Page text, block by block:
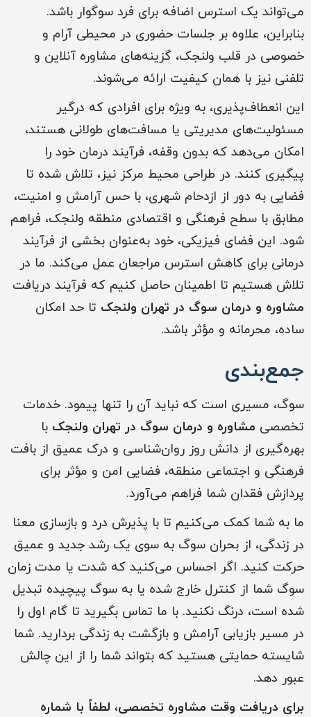
می‌تواند یک استرس اضافه برای فرد سوگوار باشد.
بنابراین، علاوه بر جلسات حضوری در محیطی آرام و
خصوصی در قلب ولنجک، گزینه‌های مشاوره آنلاین و
تلفنی نیز با همان کیفیت ارائه می‌شوند.
این انعطاف‌پذیری، به ویژه برای افرادی که درگیر
مسئولیت‌های مدیریتی یا مسافت‌های طولانی هستند،
امکان می‌دهد که بدون وقفه، فرآیند درمان خود را
پیگیری کنند. در طراحی محیط مرکز نیز، تلاش شده تا
فضایی به دور از ازدحام شهری، با حس آرامش و امنیت،
مطابق با سطح فرهنگی و اقتصادی منطقه ولنجک، فراهم
شود. این فضای فیزیکی، خود به‌عنوان بخشی از فرآیند
درمانی برای کاهش استرس مراجعان عمل می‌کند. ما در
تلاش هستیم تا اطمینان حاصل کنیم که فرآیند دریافت
مشاوره و درمان سوگ در تهران ولنجک تا حد امکان
ساده، محرمانه و مؤثر باشد.
جمع‌بندی
سوگ، مسیری است که نباید آن را تنها پیمود. خدمات
تخصصی مشاوره و درمان سوگ در تهران ولنجک با
بهره‌گیری از دانش روز روان‌شناسی و درک عمیق از بافت
فرهنگی و اجتماعی منطقه، فضایی امن و مؤثر برای
پردازش فقدان شما فراهم می‌آورد.
ما به شما کمک می‌کنیم تا با پذیرش درد و بازسازی معنا
در زندگی، از بحران سوگ به سوی یک رشد جدید و عمیق
حرکت کنید. اگر احساس می‌کنید که شدت یا مدت زمان
سوگ شما از کنترل خارج شده یا به سوگ پیچیده تبدیل
شده است، درنگ نکنید. با ما تماس بگیرید تا گام اول را
در مسیر بازیابی آرامش و بازگشت به زندگی بردارید. شما
شایسته حمایتی هستید که بتواند شما را از این چالش
عبور دهد.
برای دریافت وقت مشاوره تخصصی، لطفاً با شماره